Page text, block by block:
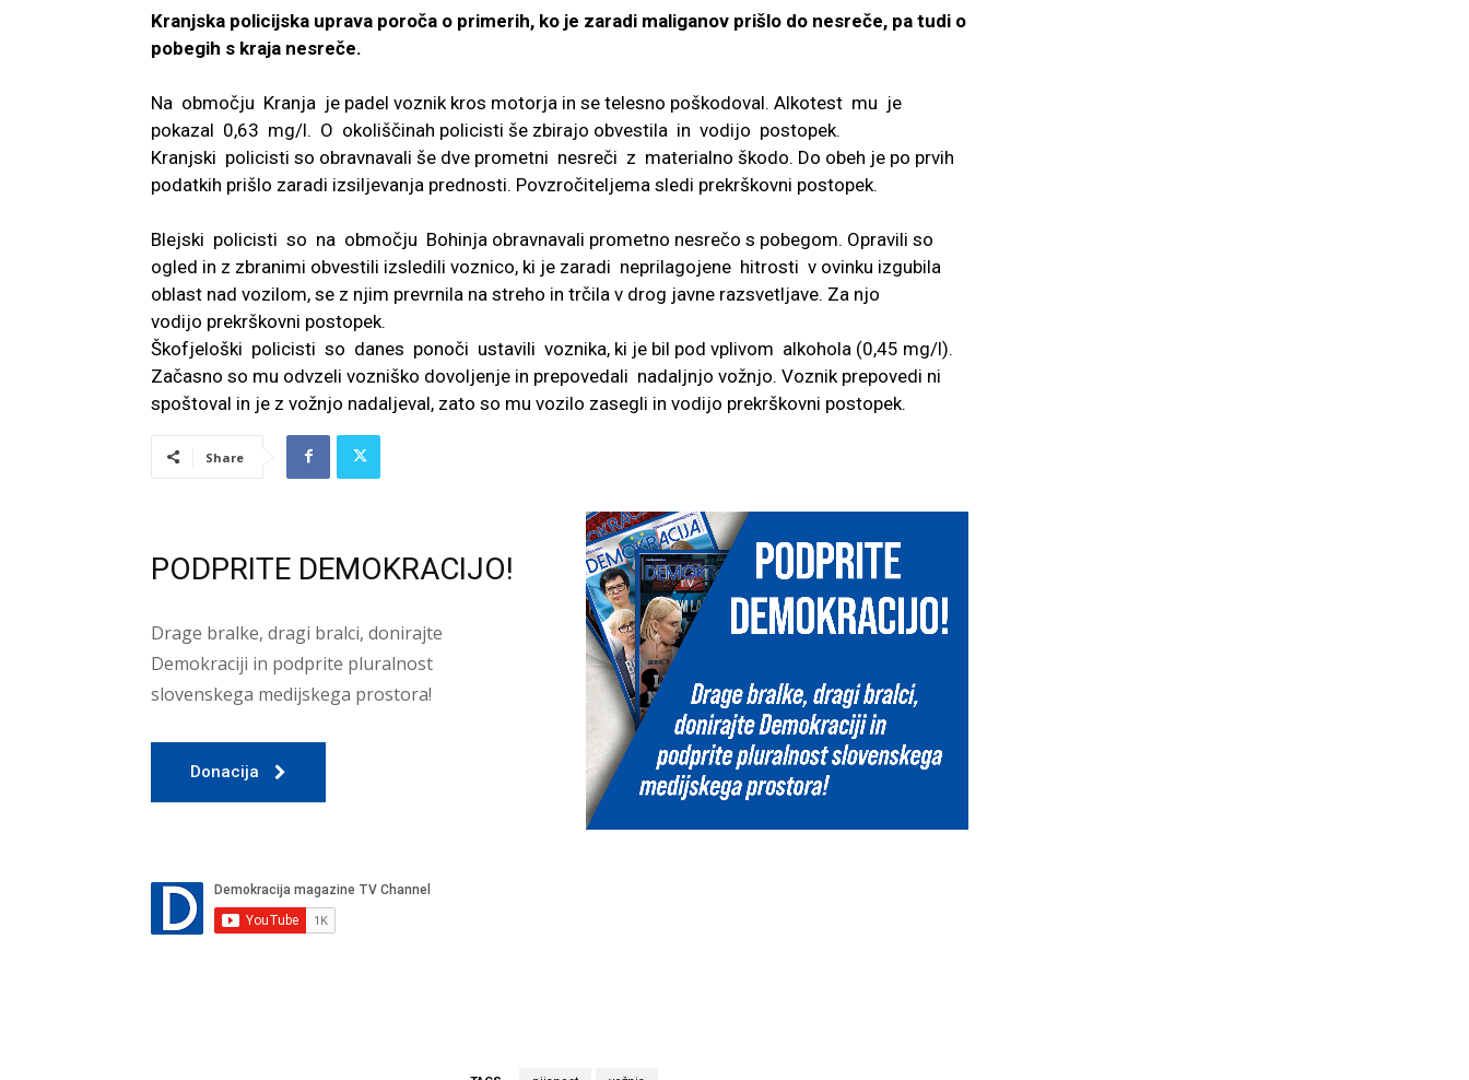
Kranjska policijska uprava poroča o primerih, ko je zaradi maliganov prišlo do nesreče, pa tudi o
pobegih s kraja nesreče.
Na območju Kranja je padel voznik kros motorja in se telesno poškodoval. Alkotest mu je
pokazal 0,63 mg/l. O okoliščinah policisti še zbirajo obvestila in vodijo postopek.
Kranjski policisti so obravnavali še dve prometni nesreči z materialno škodo. Do obeh je po prvih
podatkih prišlo zaradi izsiljevanja prednosti. Povzročiteljema sledi prekrškovni postopek.
Blejski policisti so na območju Bohinja obravnavali prometno nesrečo s pobegom. Opravili so
ogled in z zbranimi obvestili izsledili voznico, ki je zaradi neprilagojene hitrosti v ovinku izgubila
oblast nad vozilom, se z njim prevrnila na streho in trčila v drog javne razsvetljave. Za njo
vodijo prekrškovni postopek.
Škofjeloški policisti so danes ponoči ustavili voznika, ki je bil pod vplivom alkohola (0,45 mg/l).
Začasno so mu odvzeli vozniško dovoljenje in prepovedali nadaljnjo vožnjo. Voznik prepovedi ni
spoštoval in je z vožnjo nadaljeval, zato so mu vozilo zasegli in vodijo prekrškovni postopek.
Share
PODPRITE DEMOKRACIJO!
Drage bralke, dragi bralci, donirajte
Demokraciji in podprite pluralnost
slovenskega medijskega prostora!
Donacija